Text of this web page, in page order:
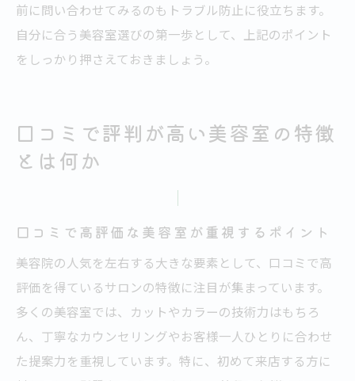
前に問い合わせてみるのもトラブル防止に役立ちます。
自分に合う美容室選びの第一歩として、上記のポイント
をしっかり押さえておきましょう。
口コミで評判が高い美容室の特徴
とは何か
口コミで高評価な美容室が重視するポイント
美容院の人気を左右する大きな要素として、口コミで高
評価を得ているサロンの特徴に注目が集まっています。
多くの美容室では、カットやカラーの技術力はもちろ
ん、丁寧なカウンセリングやお客様一人ひとりに合わせ
た提案力を重視しています。特に、初めて来店する方に